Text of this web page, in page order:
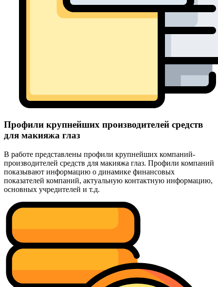
Профили крупнейших производителей средств
для макияжа глаз
В работе представлены профили крупнейших компаний-
производителей средств для макияжа глаз. Профили компаний
показывают информацию о динамике финансовых
показателей компаний, актуальную контактную информацию,
основных учредителей и т.д.